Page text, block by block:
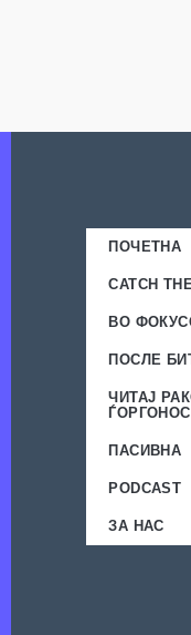
ПОЧЕТНА
CATCH
ВО
ПОСЛЕ
ЧИТАЈ
ПАСИВНА
PODCAST
ЗА НАС